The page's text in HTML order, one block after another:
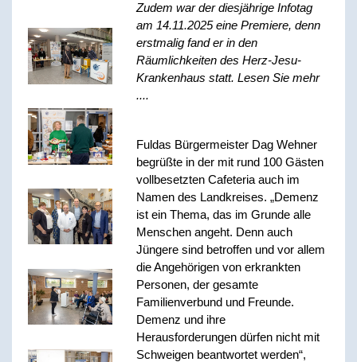
Zudem war der diesjährige Infotag
am 14.11.2025 eine Premiere, denn
erstmalig fand er in den
Räumlichkeiten des Herz-Jesu-
Krankenhaus statt. Lesen Sie mehr
....
Fuldas Bürgermeister Dag Wehner
begrüßte in der mit rund 100 Gästen
vollbesetzten Cafeteria auch im
Namen des Landkreises. „Demenz
ist ein Thema, das im Grunde alle
Menschen angeht. Denn auch
Jüngere sind betroffen und vor allem
die Angehörigen von erkrankten
Personen, der gesamte
Familienverbund und Freunde.
Demenz und ihre
Herausforderungen dürfen nicht mit
Schweigen beantwortet werden“,